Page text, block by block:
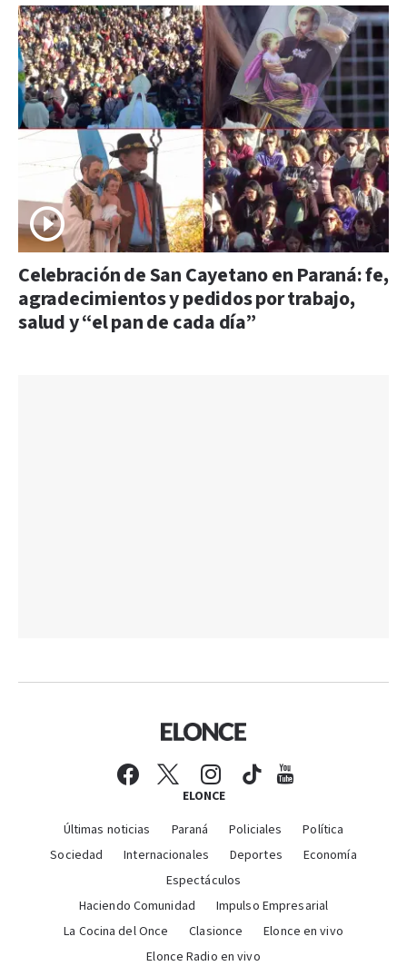
Celebración de San Cayetano en Paraná: fe,
agradecimientos y pedidos por trabajo,
salud y “el pan de cada día”
ELONCE
Últimas noticias Paraná Policiales
Política
Sociedad
Internacionales Deportes
Economía
Espectáculos
Haciendo Comunidad
Impulso Empresarial
La Cocina del Once
Clasionce
Elonce en vivo
Elonce Radio en vivo